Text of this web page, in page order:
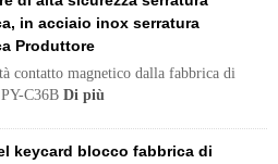
in acciaio inox serratura
Produttore
contatto magnetico dalla fabbrica di
C36B Di più
keycard blocco fabbrica di